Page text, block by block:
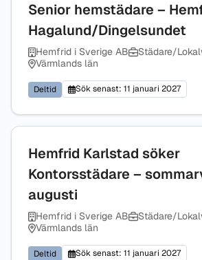
Senior hemstädare –
Hagalund/Dingelsundet
Hemfrid i Sverige AB
Städare/
Värmlands län
Deltid Sök senast: 11 januari 2027
Hemfrid Karlstad söker
Kontorsstädare –
augusti
Hemfrid i Sverige AB
Städare/
Värmlands län
Deltid Sök senast: 11 januari 2027